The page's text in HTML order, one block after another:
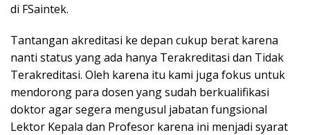
di FSaintek.
Tantangan akreditasi ke depan cukup berat karena
nanti status yang ada hanya Terakreditasi dan Tidak
Terakreditasi. Oleh karena itu kami juga fokus untuk
mendorong para dosen yang sudah berkualifikasi
doktor agar segera mengusul jabatan fungsional
Lektor Kepala dan Profesor karena ini menjadi syarat